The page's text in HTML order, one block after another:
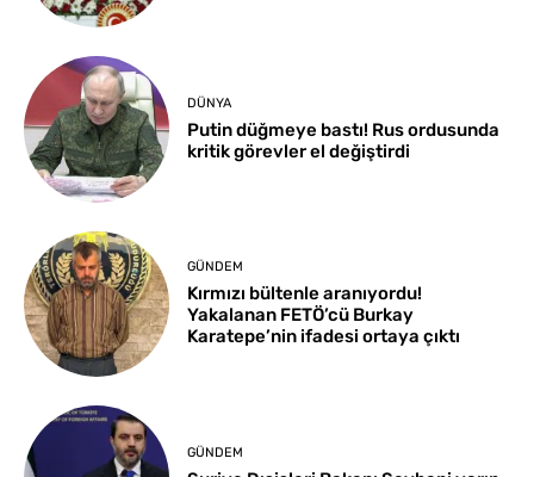
DÜNYA
Putin düğmeye bastı! Rus ordusunda
kritik görevler el değiştirdi
GÜNDEM
Kırmızı bültenle aranıyordu!
Yakalanan FETÖ’cü Burkay
Karatepe’nin ifadesi ortaya çıktı
GÜNDEM